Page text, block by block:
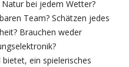
bei jedem Wetter?
Team? Schätzen jedes
Brauchen weder
ein spielerisches